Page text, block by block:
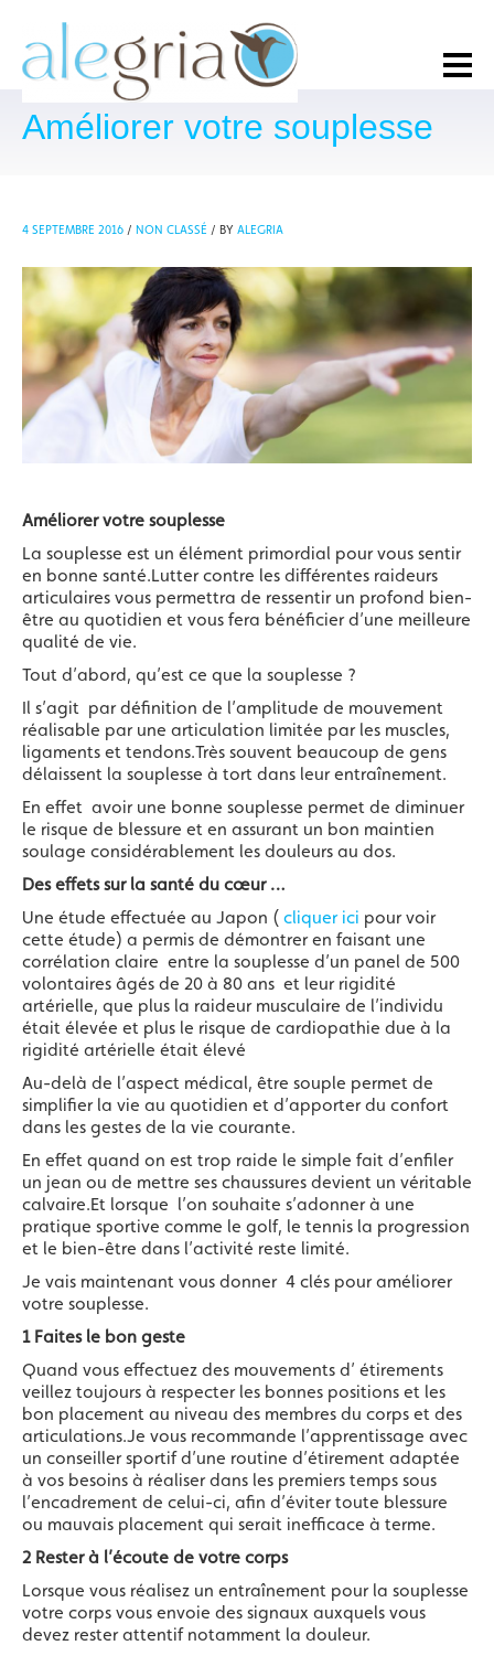
Améliorer votre souplesse
4 SEPTEMBRE 2016 / NON CLASSÉ / BY ALEGRIA
Améliorer votre souplesse
La souplesse est un élément primordial pour vous sentir
en bonne santé.Lutter contre les différentes raideurs
articulaires vous permettra de ressentir un profond bien-
être au quotidien et vous fera bénéficier d’une meilleure
qualité de vie.
Tout d’abord, qu’est ce que la souplesse ?
Il s’agit par définition de l’amplitude de mouvement
réalisable par une articulation limitée par les muscles,
ligaments et tendons.Très souvent beaucoup de gens
délaissent la souplesse à tort dans leur entraînement.
En effet avoir une bonne souplesse permet de diminuer
le risque de blessure et en assurant un bon maintien
soulage considérablement les douleurs au dos.
Des effets sur la santé du cœur …
Une étude effectuée au Japon ( cliquer ici pour voir
cette étude) a permis de démontrer en faisant une
corrélation claire entre la souplesse d’un panel de 500
volontaires âgés de 20 à 80 ans et leur rigidité
artérielle, que plus la raideur musculaire de l’individu
était élevée et plus le risque de cardiopathie due à la
rigidité artérielle était élevé
Au-delà de l’aspect médical, être souple permet de
simplifier la vie au quotidien et d’apporter du confort
dans les gestes de la vie courante.
En effet quand on est trop raide le simple fait d’enfiler
un jean ou de mettre ses chaussures devient un véritable
calvaire.Et lorsque l’on souhaite s’adonner à une
pratique sportive comme le golf, le tennis la progression
et le bien-être dans l’activité reste limité.
Je vais maintenant vous donner 4 clés pour améliorer
votre souplesse.
1 Faites le bon geste
Quand vous effectuez des mouvements d’ étirements
veillez toujours à respecter les bonnes positions et les
bon placement au niveau des membres du corps et des
articulations.Je vous recommande l’apprentissage avec
un conseiller sportif d’une routine d’étirement adaptée
à vos besoins à réaliser dans les premiers temps sous
l’encadrement de celui-ci, afin d’éviter toute blessure
ou mauvais placement qui serait inefficace à terme.
2 Rester à l’écoute de votre corps
Lorsque vous réalisez un entraînement pour la souplesse
votre corps vous envoie des signaux auxquels vous
devez rester attentif notamment la douleur.